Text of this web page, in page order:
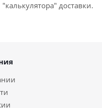
доставки.